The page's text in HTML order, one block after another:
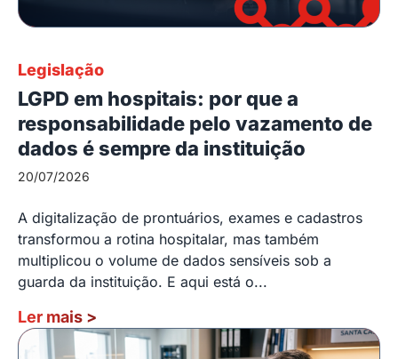
Legislação
LGPD em hospitais: por que a
responsabilidade pelo vazamento de
dados é sempre da instituição
20/07/2026
A digitalização de prontuários, exames e cadastros
transformou a rotina hospitalar, mas também
multiplicou o volume de dados sensíveis sob a
guarda da instituição. E aqui está o...
Ler mais >